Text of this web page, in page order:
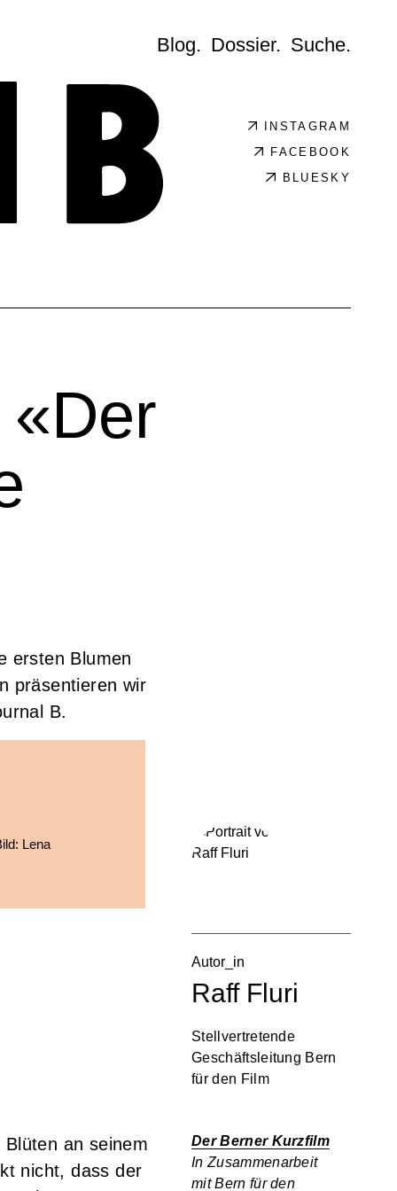
INSTAGRAM
FACEBOOK
BLUESKY
Blog. Dossier. Suche.
ersten Blumen
präsentieren wir
B.
Lena
Autor_in
Raff Fluri
Stellvertretende
Geschäftsleitung Bern
für den Film
an seinem
nicht, dass der
Der Berner Kurzfilm
In Zusammenarbeit
mitBern für den